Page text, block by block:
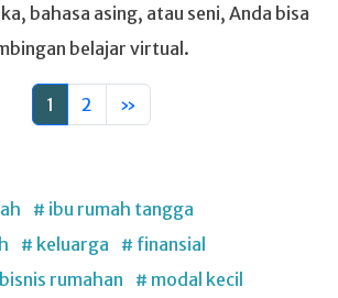
bahasa asing, atau seni, Anda bisa
belajar virtual.
1 2 »
# ibu rumah tangga
# keluarga
# finansial
rumahan # modal kecil